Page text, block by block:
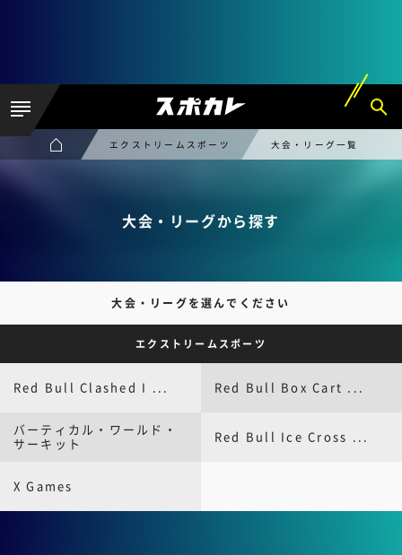
エクストリームスポーツ 大会・リーグ一覧
大会・リーグから探す
大会・リーグを選んでください
エクストリームスポーツ
Red Bull Clashed I ... Red Bull Box Cart ...
バーティカル・ワールド・
サーキット
Red Bull Ice Cross ...
X Games